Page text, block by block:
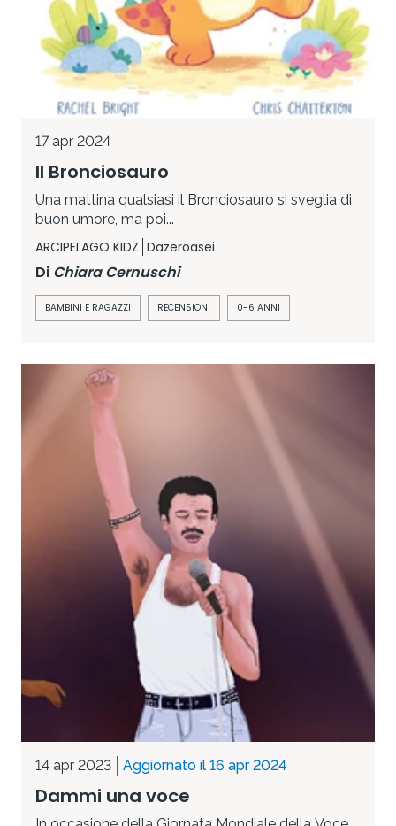
17 apr 2024
Il Bronciosauro
Una mattina qualsiasi il Bronciosauro si sveglia di
buon umore, ma poi...
ARCIPELAGO KIDZ Dazeroasei
Di Chiara Cernuschi
BAMBINI E RAGAZZI RECENSIONI 0-6 ANNI
14 apr 2023 Aggiornato il 16 apr 2024
Dammi una voce